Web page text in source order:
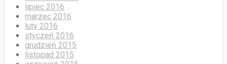
lipiec 2016
marzec 2016
luty 2016
styczeń 2016
grudzień 2015
listopad 2015